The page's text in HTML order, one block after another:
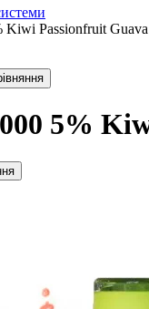
Passionfruit
5%